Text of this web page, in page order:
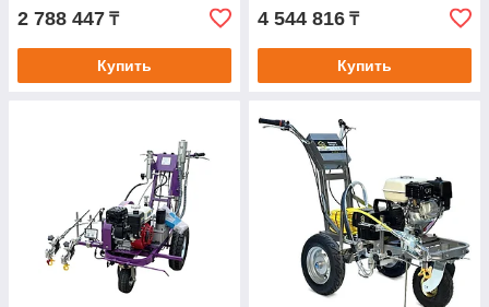
2 788 447 ₸
Купить
4 544 816 ₸
Купить